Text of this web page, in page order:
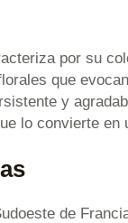
por su
que
y
lo convierte
de